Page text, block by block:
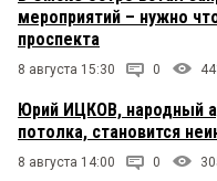
мероприятий – нужно
проспекта
8 августа 15:30 0
Юрий ИЦКОВ, народный
потолка, становится
8 августа 14:00 0